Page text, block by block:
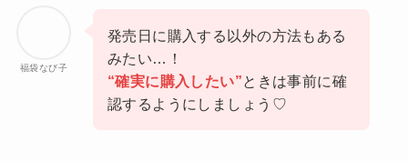
福袋なび子
発売日に購入する以外の方法もある
みたい…！
“確実に購入したい” ときは事前に確
認するようにしましょう♡